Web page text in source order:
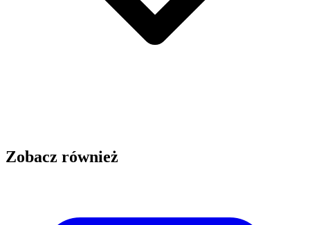
Zobacz również